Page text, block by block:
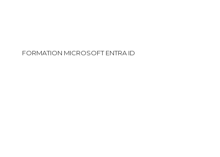
FORMATION MICROSOFT ENTRA ID